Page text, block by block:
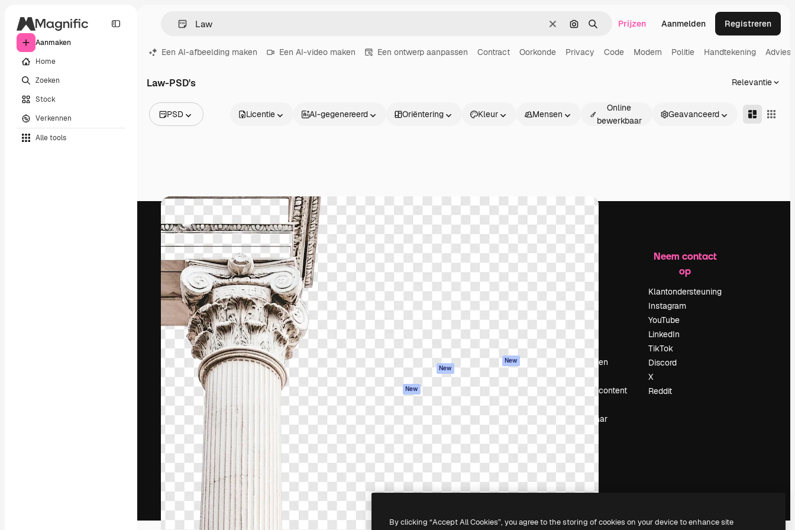
Aanmaken
Home
Zoeken
Stock
Verkennen
Alle tools
WissenZoeken op afbeelding
ZoekenPrijzen Aanmelden Registreren
Een AI-afbeelding maken Een AI-video maken Een ontwerp aanpassen Contract Oorkonde Privacy Code Modern Politie Handtekening Advies
Law-PSD's Relevantie
PSD
Video's
Dynamische afbeeldingen
Videosjablonen
Iconen
3D-modellen
Lettertypen
Licentie AI-gegenereerd Oriëntering Kleur Mensen
Online
bewerkbaar
Geavanceerd
Het creatieve platform om je beste werk te
creëren. Meer dan 1 miljoen abonnees
onder creatievelingen, ondernemingen,
bureaus en studio's.
Nederlands
Producten
AI-assistent
AI Video Generator
Stockcontent
Claude/ChatGPT
New
Agenten New
API
Mobiele app
Alle Magnific-tools
Aan de slag
Documentatie
Algemene
voorwaarden
Privacybeleid
Originelen New
Cookiebeleid
Vertrouwenscentrum
Partners
Onderneming
Bedrijf
Over ons
Vacatures
Blog
Evenementen
Slidesgo
Verkoop je content
Perszaal
Op zoek naar
magnific.ai
Neem contact
op
Klantondersteuning
Instagram
YouTube
LinkedIn
TikTok
Discord
X
Reddit
Copyright © 2010- 2026
By clicking “Accept All Cookies”, you agree to the storing of cookies on your device to enhance site